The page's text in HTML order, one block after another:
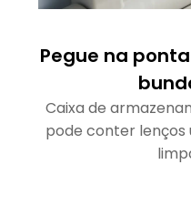
Pegue na
Caixa de
pode conter lenços